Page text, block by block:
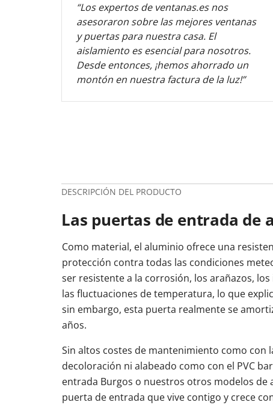
“Los expertos de ventanas.es nos
asesoraron sobre las mejores ventanas
y puertas para nuestra casa. El
aislamiento es esencial para nosotros.
Desde entonces, ¡hemos ahorrado un
montón en nuestra factura de la luz!”
DESCRIPCIÓN DEL PRODUCTO
Las puertas de entrada de
Como material, el aluminio ofrece una
protección contra todas las condiciones
ser resistente a la corrosión, los arañazos,
las fluctuaciones de temperatura, lo que
sin embargo, esta puerta realmente se
años.
Sin altos costes de mantenimiento como con
decoloración ni alabeado como con el PVC
entrada Burgos o nuestros otros modelos de
puerta de entrada que vive contigo y crece